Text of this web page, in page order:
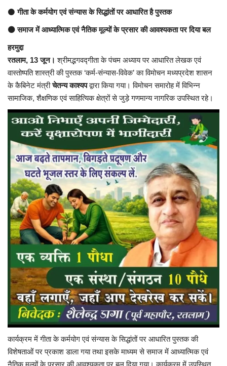
धर्म
शख्सियत
मनोरंजन
धर्म-संस्कृति
विचार सरोकार
खेल सरोकार
यात्री सरोकार
कर्मचारी सरोकार
कारोबार सरोकार
साहित्य सरोकार
सेहत सरोकार
सामाजिक सरोकार
⚫गीता के कर्मयोग एवं संन्यास के सिद्धांतों पर आधारित है पुस्तक
⚫ समाज में आध्यात्मिक एवं नैतिक मूल्यों के प्रसार की आवश्यकता पर दिया बल
हरमुद्दा
रतलाम, 13 जून। श्रीमद्भगवद्गीता के पंचम अध्याय पर आधारित लेखक एवं
वास्तोष्पति शास्त्री की पुस्तक ‘कर्म-संन्यास-विवेक’ का विमोचन मध्यप्रदेश शासन
के कैबिनेट मंत्रीचेतन्य काश्यपद्वारा किया गया। विमोचन समारोह में विभिन्न
सामाजिक, शैक्षणिक एवं साहित्यिक क्षेत्रों से जुड़े गणमान्य नागरिक उपस्थित रहे।
कार्यक्रम में गीता के कर्मयोग एवं संन्यास के सिद्धांतों पर आधारित पुस्तक की
विशेषताओं पर प्रकाश डाला गया तथा इसके माध्यम से समाज में आध्यात्मिक एवं